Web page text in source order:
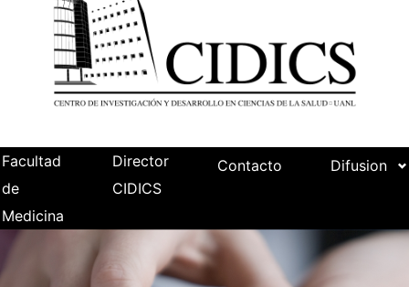
Facultad
de
Medicina
Director
CIDICS
Contacto Difusion